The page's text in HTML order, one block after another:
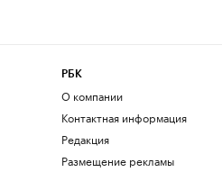
РБК
О компании
Контактная информация
Редакция
Размещение рекламы